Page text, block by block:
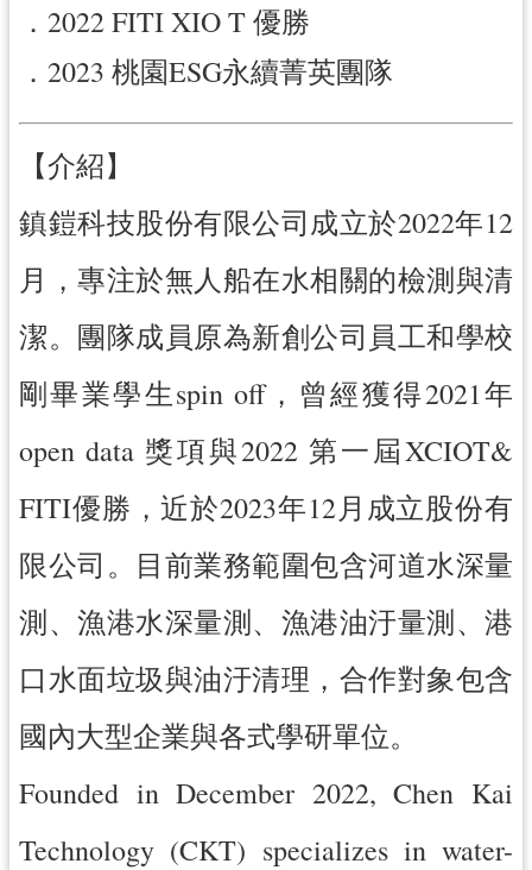
民
務
青
源
基
地
介
紹
相
連
府
訊
開
回
首
頁
網
．2022 FITI XIO T 優勝
．2023 桃園ESG永續菁英團隊
【介紹】
鎮鎧科技股份有限公司成立於2022年12
月，專注於無人船在水相關的檢測與清
潔。團隊成員原為新創公司員工和學校
剛畢業學生spin off，曾經獲得2021年
open data 獎項與2022 第一屆XCIOT&
FITI優勝，近於2023年12月成立股份有
限公司。目前業務範圍包含河道水深量
測、漁港水深量測、漁港油汙量測、港
口水面垃圾與油汙清理，合作對象包含
國內大型企業與各式學研單位。
Founded in December 2022, Chen Kai
Technology (CKT) specializes in water-